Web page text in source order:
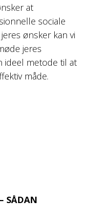
at
sociale
ønsker kan vi
jeres
ideel metode til at
måde.
SÅDAN